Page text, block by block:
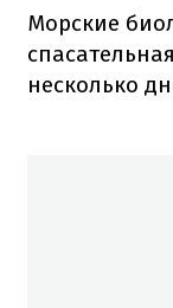
Морские
несколько